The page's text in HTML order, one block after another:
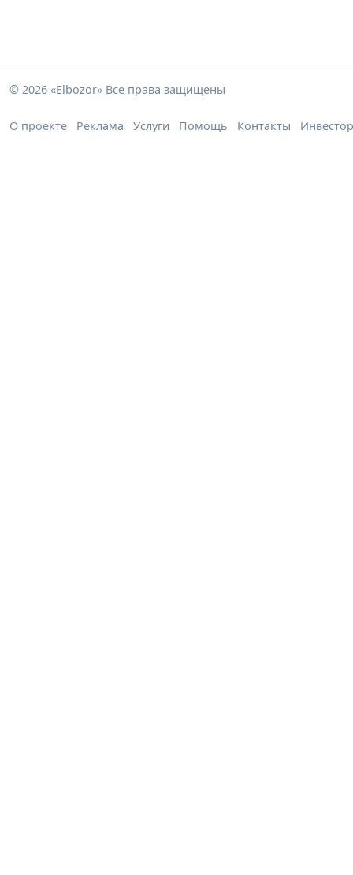
© 2026 «Elbozor» Все права защищены
О проекте Реклама Услуги Помощь Контакты